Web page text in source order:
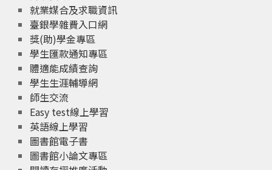
就業媒合及求職資訊
臺銀學雜費入口網
獎(助)學金專區
學生匯款通知專區
體適能成績查詢
學生生涯輔導網
師生交流
Easy test線上學習
英語線上學習
圖書館電子書
圖書館小論文專區